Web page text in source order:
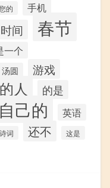
的 手机
时间 春节
一个
汤圆 游戏
的人 的是
自己的 英语
诗词 还不 这是